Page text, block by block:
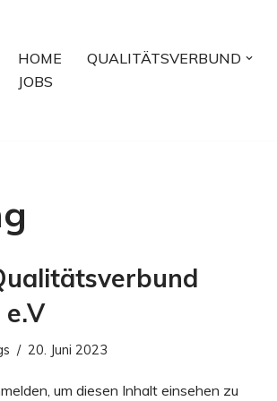
HOME QUALITÄTSVERBUND
JOBS
20. Juni 2023
um diesen Inhalt einsehen zu